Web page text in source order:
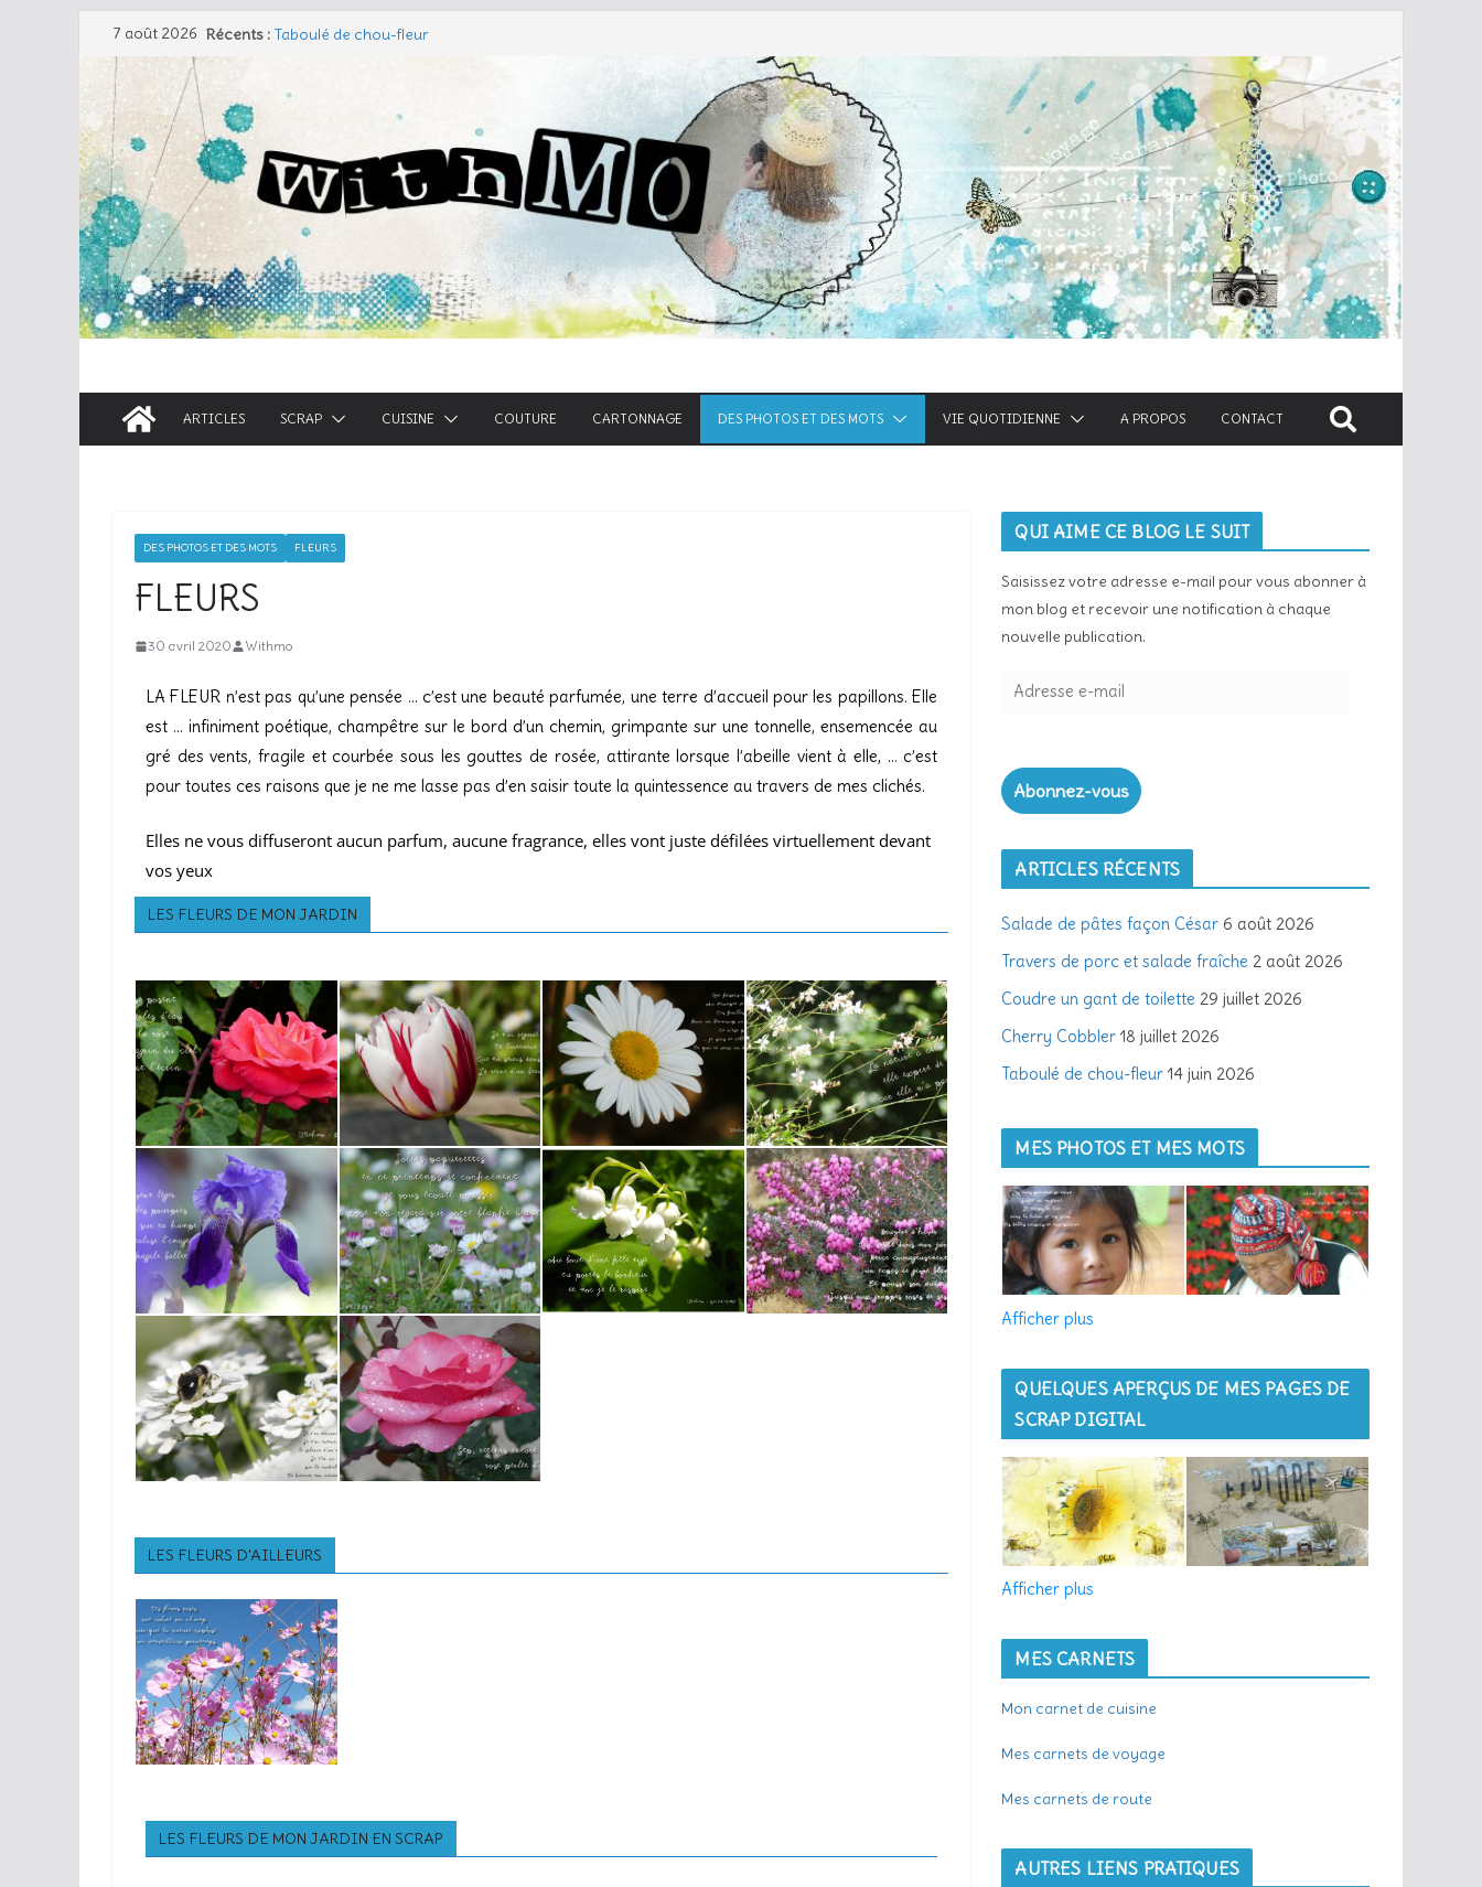
7 août 2026 Récents : Taboulé de chou-fleur
Coudre un gant de toilette
ARTICLES SCRAP CUISINE COUTURE CARTONNAGE DES PHOTOS ET DES MOTS VIE QUOTIDIENNE A PROPOS CONTACT
DES PHOTOS ET DES MOTS FLEURS
FLEURS
30 avril 2020 Withmo
LA FLEUR n’est pas qu’une pensée … c’est une beauté parfumée, une terre d’accueil pour les papillons. Elle
est … infiniment poétique, champêtre sur le bord d’un chemin, grimpante sur une tonnelle, ensemencée au
gré des vents, fragile et courbée sous les gouttes de rosée, attirante lorsque l’abeille vient à elle, … c’est
pour toutes ces raisons que je ne me lasse pas d’en saisir toute la quintessence au travers de mes clichés.
Elles ne vous diffuseront aucun parfum, aucune fragrance, elles vont juste défilées virtuellement devant
vos yeux
LES FLEURS DE MON JARDIN
LES FLEURS D'AILLEURS
LES FLEURS DE MON JARDIN EN SCRAP
QUI AIME CE BLOG LE SUIT
Saisissez votre adresse e-mail pour vous abonner à
mon blog et recevoir une notification à chaque
nouvelle publication.
Abonnez-vous
ARTICLES RÉCENTS
Salade de pâtes façon César 6 août 2026
Travers de porc et salade fraîche 2 août 2026
Coudre un gant de toilette 29 juillet 2026
Cherry Cobbler 18 juillet 2026
Taboulé de chou-fleur 14 juin 2026
MES PHOTOS ET MES MOTS
Afficher plus
QUELQUES APERÇUS DE MES PAGES DE
SCRAP DIGITAL
Afficher plus
MES CARNETS
Mon carnet de cuisine
Mes carnets de voyage
Mes carnets de route
AUTRES LIENS PRATIQUES